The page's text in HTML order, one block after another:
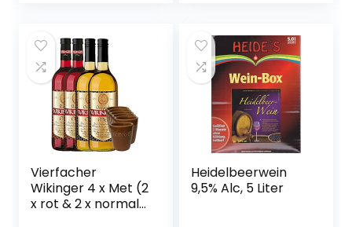
Vierfacher
Wikinger 4 x Met (2
x rot & 2 x normal)
Heidelbeerwein
9,5% Alc, 5 Liter